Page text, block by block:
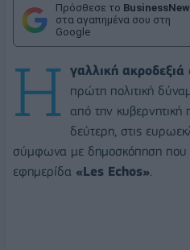
Πρόσθεσε το
στα αγαπημένα σου στη
Google
Η γαλλική ακροδεξιά
πρώτη πολιτική
από την κυβερνητική
δεύτερη, στις
σύμφωνα με δημοσκόπηση που
εφημερίδα «Les Echos».